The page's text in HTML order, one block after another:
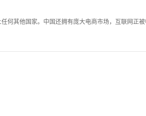
何其他国家。中国还拥有庞大电商市场，互联网正